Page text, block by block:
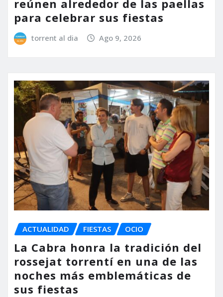
reúnen alrededor de las paellas
para celebrar sus fiestas
torrent al dia Ago 9, 2026
ACTUALIDAD FIESTAS OCIO
La Cabra honra la tradición del
rossejat torrentí en una de las
noches más emblemáticas de
sus fiestas